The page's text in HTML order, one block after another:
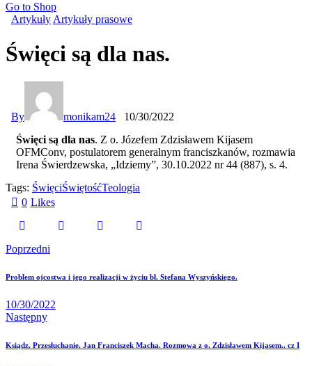
Go to Shop
ArtykułyArtykuły prasowe
Święci są dla nas.
By monikam24
10/30/2022
Święci są dla nas. Z o. Józefem Zdzisławem Kijasem
OFMConv, postulatorem generalnym franciszkanów, rozmawia
Irena Świerdzewska, „Idziemy”, 30.10.2022 nr 44 (887), s. 4.
Tags: ŚwięciŚwiętośćTeologia
0 Likes
Poprzedni
Problem ojcostwa i jego realizacji w życiu bł. Stefana Wyszyńskiego.
10/30/2022
Następny
Ksiądz. Przesłuchanie. Jan Franciszek Macha. Rozmowa z o. Zdzisławem Kijasem.. cz I